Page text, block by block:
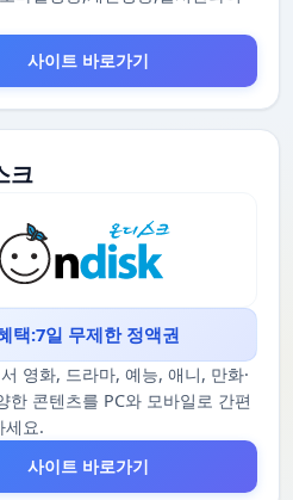
사이트 바로가기
크
택:7일 무제한 정액권
영화, 드라마, 예능, 애니, 만화·
한 콘텐츠를 PC와 모바일로 간편
세요.
사이트 바로가기